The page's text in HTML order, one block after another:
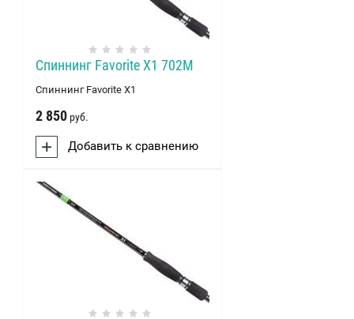
Спиннинг Favorite X1 702M
Спиннинг Favorite X1
2 850 руб.
Добавить к сравнению